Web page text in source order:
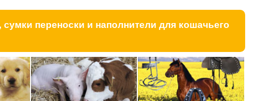
переноски и наполнители для кошачьего